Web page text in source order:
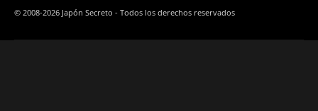
© 2008-2026 Japón Secreto - Todos los derechos reservados